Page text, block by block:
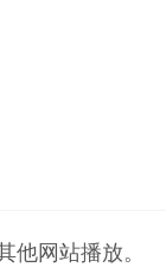
网站播放。